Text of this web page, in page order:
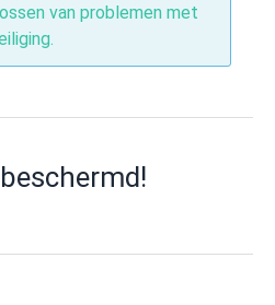
van problemen met